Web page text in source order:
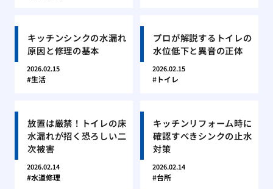
キッチンシンクの水漏れ
原因と修理の基本
2026.02.15
生活
プロが解説するトイレの
水位低下と異音の正体
2026.02.15
トイレ
放置は厳禁！トイレの床
水漏れが招く恐ろしい二
次被害
2026.02.14
水道修理
キッチンリフォーム時に
確認すべきシンクの止水
対策
2026.02.14
台所